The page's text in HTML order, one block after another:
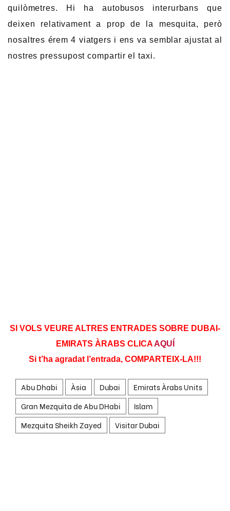
quilòmetres. Hi ha autobusos interurbans que
deixen relativament a prop de la mesquita, però
nosaltres érem 4 viatgers i ens va semblar ajustat al
nostres pressupost compartir el taxi.
SI VOLS VEURE ALTRES ENTRADES SOBRE DUBAI-
EMIRATS ÀRABS CLICAAQUÍ
Si t’ha agradat l’entrada, COMPARTEIX-LA!!!
Abu Dhabi Àsia Dubai
Emirats Àrabs Units
Gran Mezquita de Abu DHabi
Islam
Mezquita Sheikh Zayed
Visitar Dubai